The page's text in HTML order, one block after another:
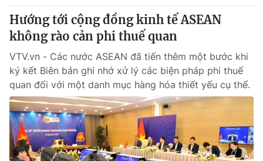
Tổng Biên tập:Vũ Thanh Thủy
Phó Tổng Biên tập:Nguyễn Thị Mỹ Hạnh, Phạm Quốc Thắng,
Nguyễn Trọng Ninh
Tổng đài VTV:
024.38 355 931 - 024.38 355 932
Ðiện thoại Thời báo VTV:024.66 897 897
Email: toasoan@vtv.vn
Liên hệ quảng cáo:024-7300.7108
Hướng tới cộng đồng kinh tế ASEAN
không rào cản phi thuế quan
VTV.vn - Các nước ASEAN đã tiến thêm một bước khi
ký kết Biên bản ghi nhớ xử lý các biện pháp phi thuế
quan đối với một danh mục hàng hóa thiết yếu cụ thể.